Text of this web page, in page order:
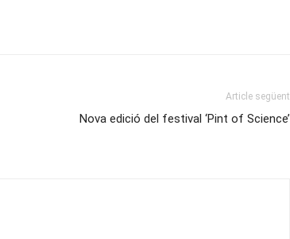
Article següent
Nova edició del festival ‘Pint of Science’